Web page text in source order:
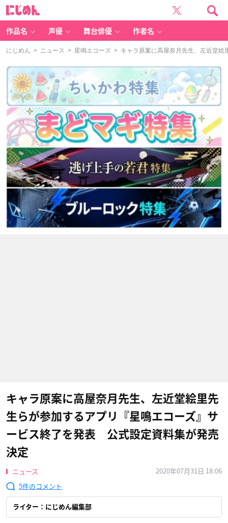
作品名 声優 舞台俳優 作者名
にじめん > ニュース > 星鳴エコーズ > キャラ原案に高屋奈月先生、左近堂
キャラ原案に高屋奈月先生、左近堂絵里先
生らが参加するアプリ『星鳴エコーズ』サ
ービス終了を発表 公式設定資料集が発売
決定
ニュース
2020年07月31日 18:06
5
ライター：にじめん編集部